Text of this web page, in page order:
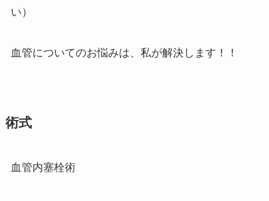
い）
血管についてのお悩みは、私が解決します！！
術式
血管内塞栓術